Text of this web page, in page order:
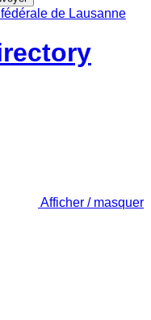
Afficher / masquer